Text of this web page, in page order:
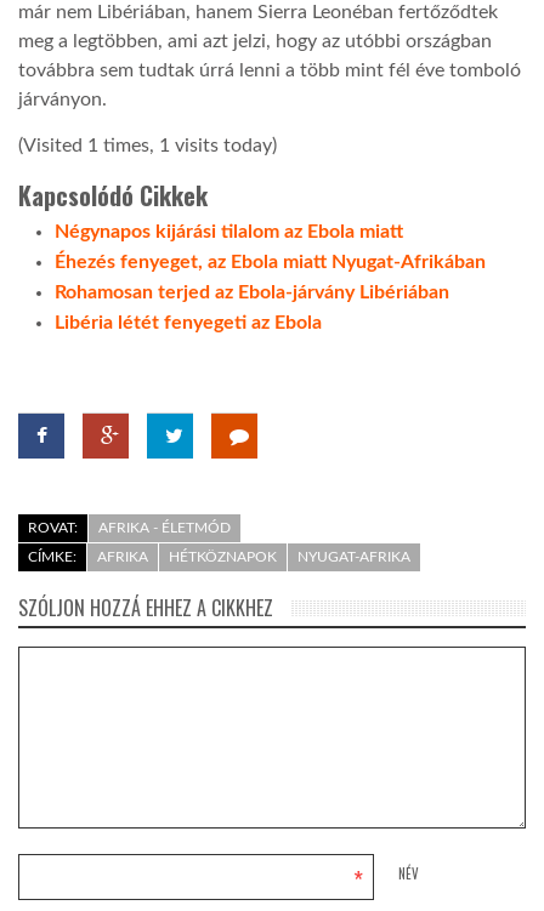
már nem Libériában, hanem Sierra Leonéban fertőződtek
meg a legtöbben, ami azt jelzi, hogy az utóbbi országban
továbbra sem tudtak úrrá lenni a több mint fél éve tomboló
járványon.
(Visited 1 times, 1 visits today)
Kapcsolódó Cikkek
Négynapos kijárási tilalom az Ebola miatt
Éhezés fenyeget, az Ebola miatt Nyugat-Afrikában
Rohamosan terjed az Ebola-járvány Libériában
Libéria létét fenyegeti az Ebola
ROVAT:
AFRIKA - ÉLETMÓD
CÍMKE:
AFRIKA HÉTKÖZNAPOK NYUGAT-AFRIKA
SZÓLJON HOZZÁ EHHEZ A CIKKHEZ
NÉV
*